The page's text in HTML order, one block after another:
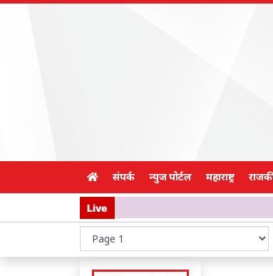
संपर्क न्युज पोर्टल महाराष्ट्र
Live